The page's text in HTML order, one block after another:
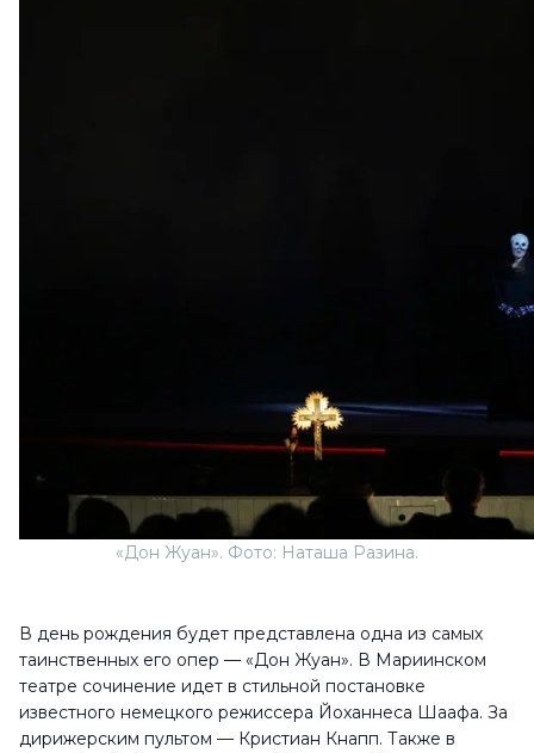
«Дон Жуан». Фото: Наташа Разина.
В день рождения будет представлена одна из самых
таинственных его опер — «Дон Жуан». В Мариинском
театре сочинение идет в стильной постановке
известного немецкого режиссера Йоханнеса Шаафа. За
дирижерским пультом — Кристиан Кнапп. Также в